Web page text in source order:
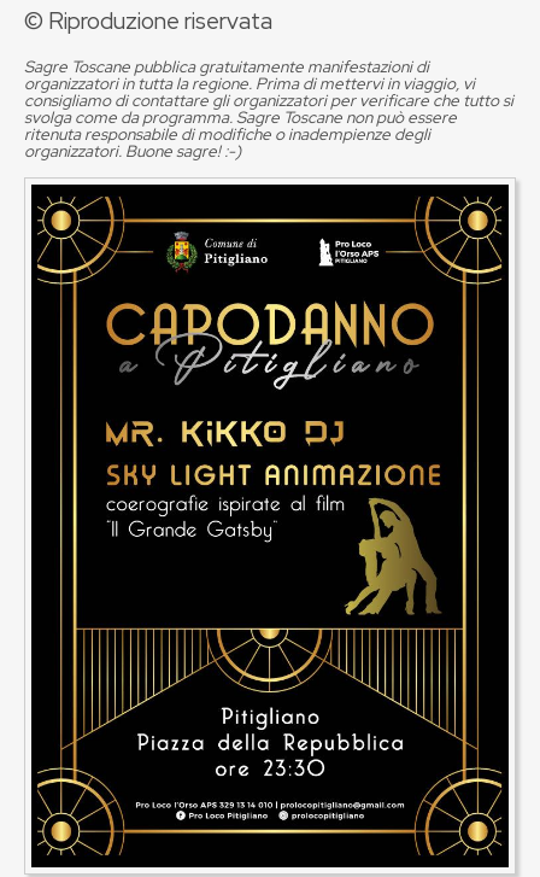
© Riproduzione riservata
Sagre Toscane pubblica gratuitamente manifestazioni di
organizzatori in tutta la regione. Prima di mettervi in viaggio, vi
consigliamo di contattare gli organizzatori per verificare che tutto si
svolga come da programma. Sagre Toscane non può essere
ritenuta responsabile di modifiche o inadempienze degli
organizzatori. Buone sagre! :-)